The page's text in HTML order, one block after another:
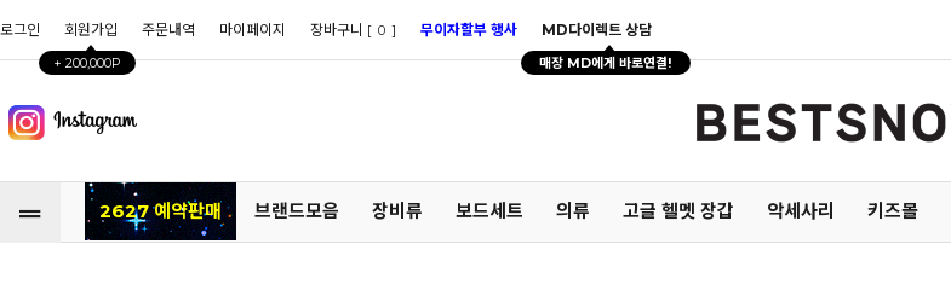
로그인 회원가입
+ 200,000P
주문내역 마이페이지 장바구니 [ 0 ] 무이자할부 행사 MD다이렉트 상담
매장 MD에게 바로연결!
2627 예약판매 브랜드모음 장비류 보드세트 의류 고글 헬멧 장갑 악세사리 키즈몰